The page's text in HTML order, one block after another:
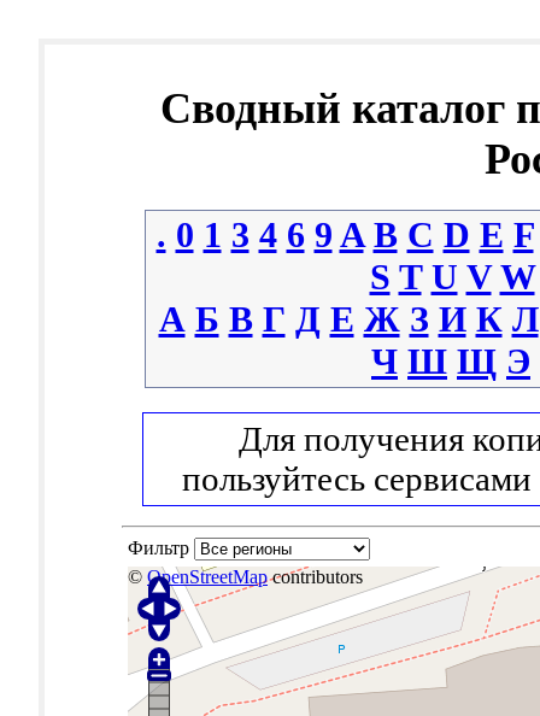
Сводный каталог
. 0 1 3 4 6 9 A B C D E F
S T U V W
А Б В Г Д Е Ж З И К Л
Ч Ш Щ Э
Для получения
пользуйтесь сервисами
Фильтр
© OpenStreetMapcontributors